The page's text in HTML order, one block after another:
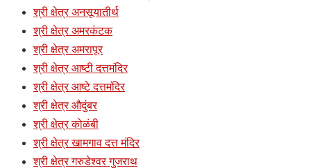
श्री क्षेत्र अनसूयातीर्थ
श्री क्षेत्र अमरकंटक
श्री क्षेत्र अमरापूर
श्री क्षेत्र आष्टी दत्तमंदिर
श्री क्षेत्र आष्टे दत्तमंदिर
श्री क्षेत्र औदुंबर
श्री क्षेत्र कोळंबी
श्री क्षेत्र खामगाव दत्त मंदिर
श्री क्षेत्र गरुडेश्वर गुजराथ